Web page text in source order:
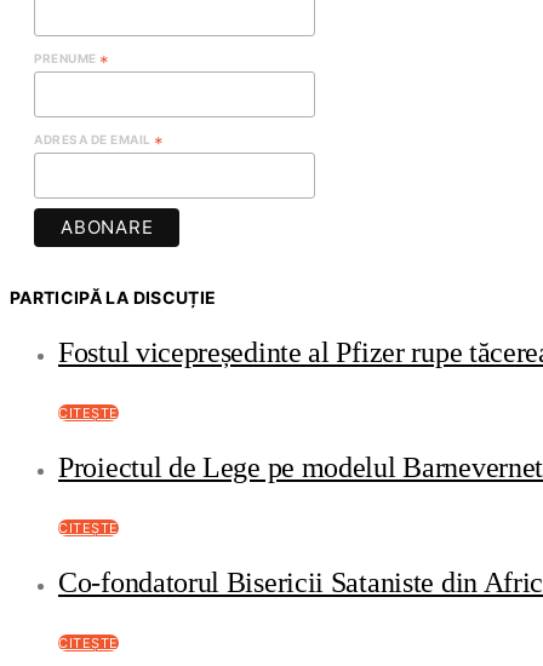
PRENUME *
ADRESA DE EMAIL *
PARTICIPĂ LA DISCUȚIE
Fostul vicepreședinte al Pfizer rupe
CITEȘTE
Proiectul de Lege pe modelul
CITEȘTE
Co-fondatorul Bisericii Sataniste din
CITEȘTE